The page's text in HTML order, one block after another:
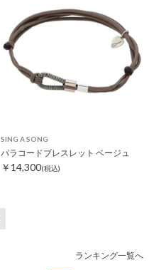
SING A SONG
パラコードブレスレット ベージュ
￥14,300(税込)
ランキング一覧へ